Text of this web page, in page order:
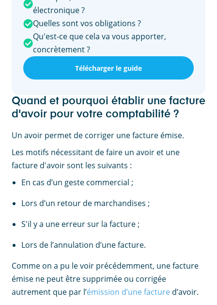
électronique ?
Quelles sont vos obligations ?
Qu'est-ce que cela va vous apporter,
concrètement ?
Télécharger le guide
Quand et pourquoi établir une facture
d'avoir pour votre comptabilité ?
Un avoir permet de corriger une facture émise.
Les motifs nécessitant de faire un avoir et une
facture d'avoir sont les suivants :
En cas d’un geste commercial ;
Lors d’un retour de marchandises ;
S'il y a une erreur sur la facture ;
Lors de l’annulation d’une facture.
Comme on a pu le voir précédemment, une facture
émise ne peut être supprimée ou corrigée
autrement que par l’émission d’une facture d’avoir.